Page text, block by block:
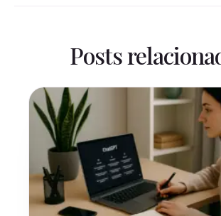
Posts